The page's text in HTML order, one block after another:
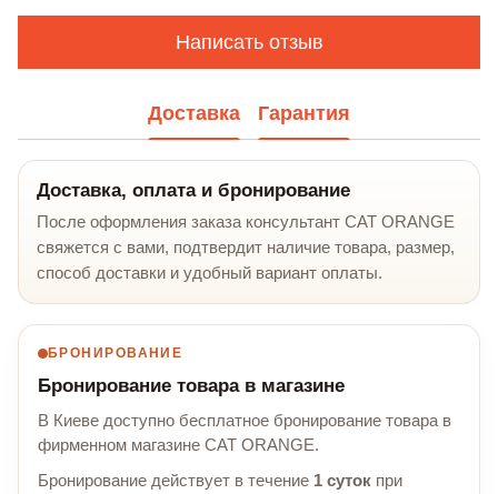
Написать отзыв
Доставка Гарантия
Доставка, оплата и бронирование
После оформления заказа консультант CAT ORANGE
свяжется с вами, подтвердит наличие товара, размер,
способ доставки и удобный вариант оплаты.
БРОНИРОВАНИЕ
Бронирование товара в магазине
В Киеве доступно бесплатное бронирование товара в
фирменном магазине CAT ORANGE.
Бронирование действует в течение 1 суток при